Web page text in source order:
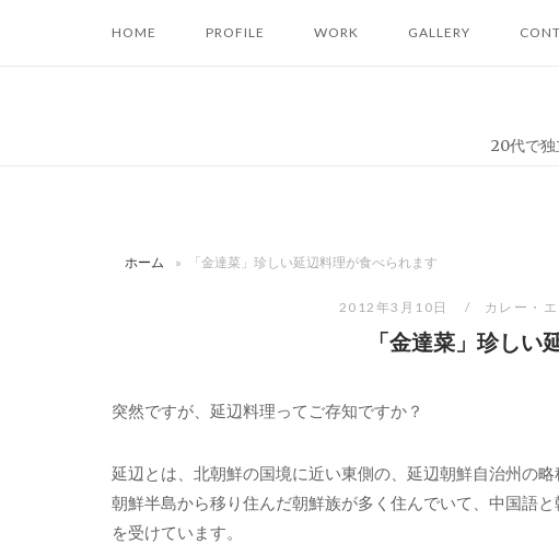
HOME PROFILE WORK GALLERY
20代で独
ホーム » 「金達菜」珍しい延辺料理が食べられます
2012年3月10日 カレー・
「金達菜」珍しい
突然ですが、延辺料理ってご存知ですか？
延辺とは、北朝鮮の国境に近い東側の、延辺朝鮮自治州の略
朝鮮半島から移り住んだ朝鮮族が多く住んでいて、中国語
を受けています。